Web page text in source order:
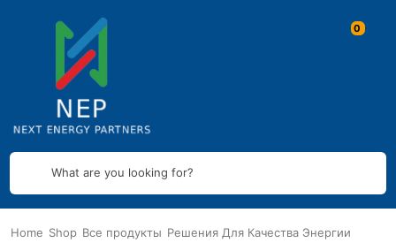
What are you looking for?
Home Shop Все продукты Решения Для Качества Энергии